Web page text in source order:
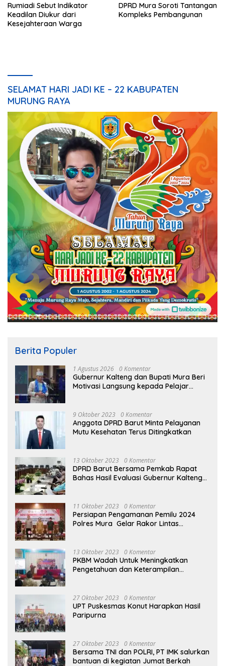
Rumiadi Sebut Indikator
Keadilan Diukur dari
Kesejahteraan Warga
DPRD Mura Soroti Tantangan
Kompleks Pembangunan
SELAMAT HARI JADI KE – 22 KABUPATEN
MURUNG RAYA
Berita Populer
1 Agustus 2026 0 Komentar
Gubernur Kalteng dan Bupati Mura Beri
Motivasi Langsung kepada Pelajar
9 Oktober 2023 0 Komentar
Anggota DPRD Barut Minta Pelayanan
Mutu Kesehatan Terus Ditingkatkan
13 Oktober 2023 0 Komentar
DPRD Barut Bersama Pemkab Rapat
Bahas Hasil Evaluasi Gubernur Kalteng
11 Oktober 2023 0 Komentar
Persiapan Pengamanan Pemilu 2024
Polres Mura Gelar Rakor Lintas
13 Oktober 2023 0 Komentar
PKBM Wadah Untuk Meningkatkan
Pengetahuan dan Keterampilan
27 Oktober 2023 0 Komentar
UPT Puskesmas Konut Harapkan Hasil
Paripurna
27 Oktober 2023 0 Komentar
Bersama TNI dan POLRI, PT IMK salurkan
bantuan di kegiatan Jumat Berkah